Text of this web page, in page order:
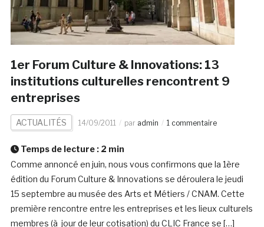
1er Forum Culture & Innovations: 13
institutions culturelles rencontrent 9
entreprises
ACTUALITÉS 14/09/2011 par admin 1 commentaire
Temps de lecture : 2 min
Comme annoncé en juin, nous vous confirmons que la 1ère
édition du Forum Culture & Innovations se déroulera le jeudi
15 septembre au musée des Arts et Métiers / CNAM. Cette
première rencontre entre les entreprises et les lieux culturels
membres (à jour de leur cotisation) du CLIC France se […]